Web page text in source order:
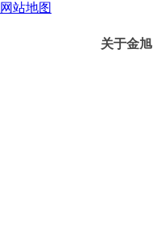
关于金旭
网站地图